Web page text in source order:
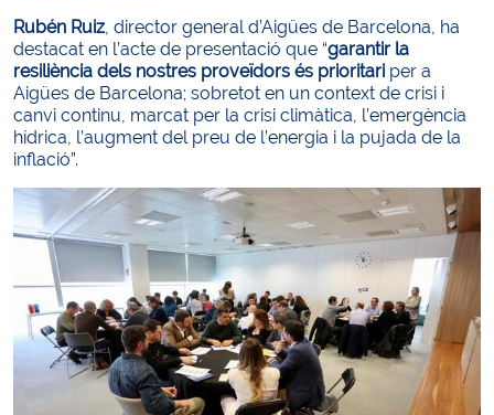
Rubén Ruiz, director general d’Aigües de Barcelona, ha
destacat en l’acte de presentació que “garantir la
resiliència dels nostres proveïdors és prioritari per a
Aigües de Barcelona; sobretot en un context de crisi i
canvi continu, marcat per la crisi climàtica, l’emergència
hídrica, l’augment del preu de l’energia i la pujada de la
inflació”.